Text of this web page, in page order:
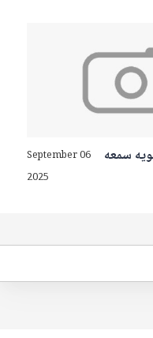
سمعه
September 06
2025